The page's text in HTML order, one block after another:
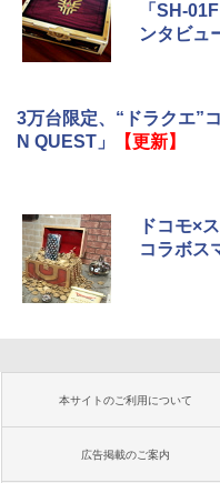
「SH-
ンタビュ
3万台限定、“ドラクエ”
N QUEST」
【更新】
ドコモ×
コラボス
本サイトのご利用について
広告掲載のご案内